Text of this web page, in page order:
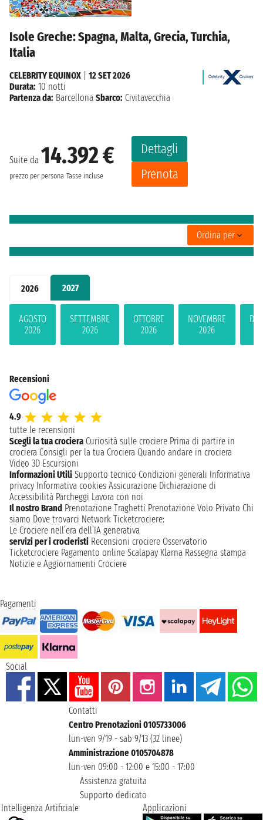
2026 2027
AGOSTO
2026
SETTEMBRE
2026
OTTOBRE
2026
NOVEMBRE
2026
Isole Greche: Spagna, Malta, Grecia, Turchia,
Italia
Suite da 14.392 €
prezzo per persona Tasse incluse
Dettagli
Prenota
CELEBRITY EQUINOX
12 SET 2026
Durata: 10 notti
Partenza da: Barcellona Sbarco: Civitavecchia
Ordina per
Recensioni
4.9
tutte le recensioni
Scegli la tua crociera Curiosità sulle crociere Prima di partire in
crociera Consigli per la tua Crociera Quando andare in crociera
Video 3D Escursioni
Informazioni Utili Supporto tecnico Condizioni generali Informativa
privacy Informativa cookies Assicurazione Dichiarazione di
Accessibilità Parcheggi Lavora con noi
Il nostro Brand Prenotazione Traghetti Prenotazione Volo Privato Chi
siamo Dove trovarci Network Ticketcrociere:
Le Crociere nell’era dell’IA generativa
servizi per i crocieristi Recensioni crociere Osservatorio
Ticketcrociere Pagamento online Scalapay Klarna Rassegna stampa
Notizie e Aggiornamenti Crociere
Pagamenti
Social
Contatti
Centro Prenotazioni 0105733006
lun-ven 9/19 - sab 9/13 (32 linee)
Amministrazione 0105704878
lun-ven 09:00 - 12:00 e 15:00 - 17:00
Assistenza gratuita
Supporto dedicato
Intelligenza Artificiale
Applicazioni